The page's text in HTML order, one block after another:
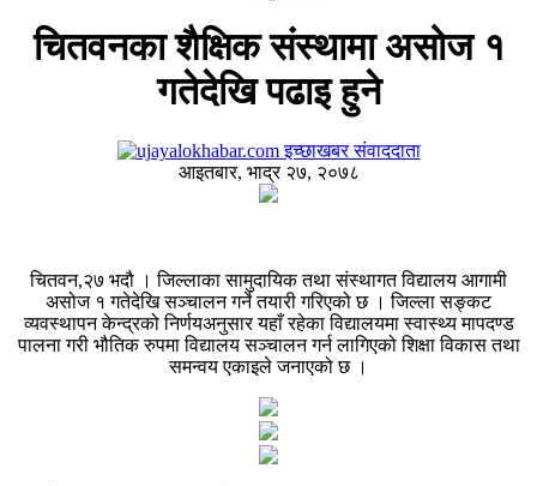
चितवनका शैक्षिक संस्थामा असोज १
गतेदेखि पढाइ हुने
इच्छाखबर संवाददाता
आइतबार, भाद्र २७, २०७८
चितवन,२७ भदौ । जिल्लाका सामुदायिक तथा संस्थागत विद्यालय आगामी
असोज १ गतेदेखि सञ्चालन गर्ने तयारी गरिएको छ । जिल्ला सङ्कट
व्यवस्थापन केन्द्रको निर्णयअनुसार यहाँ रहेका विद्यालयमा स्वास्थ्य मापदण्ड
पालना गरी भौतिक रुपमा विद्यालय सञ्चालन गर्न लागिएको शिक्षा विकास तथा
समन्वय एकाइले जनाएको छ ।